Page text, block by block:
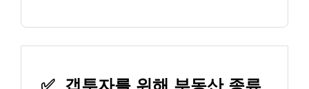
✅ 갭투자를 위해 부동산 종류